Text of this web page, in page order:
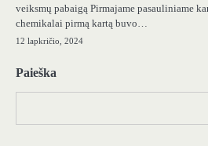
veiksmų pabaigą Pirmajame pasauliniame
chemikalai pirmą kartą buvo…
12 lapkričio, 2024
Paieška